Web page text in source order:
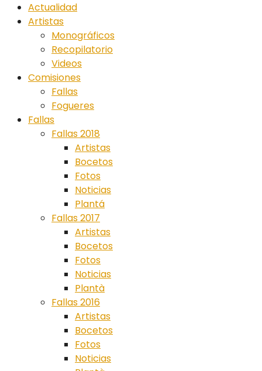
Actualidad
Artistas
Monográficos
Recopilatorio
Videos
Comisiones
Fallas
Fogueres
Fallas
Fallas 2018
Artistas
Bocetos
Fotos
Noticias
Plantá
Fallas 2017
Artistas
Bocetos
Fotos
Noticias
Plantà
Fallas 2016
Artistas
Bocetos
Fotos
Noticias